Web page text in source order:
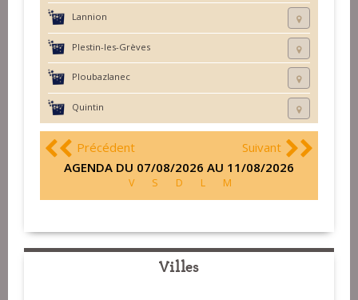
Lannion
Plestin-les-Grèves
Ploubazlanec
Quintin
Précédent
Suivant
AGENDA DU 07/08/2026 AU 11/08/2026
V S D L M
Villes